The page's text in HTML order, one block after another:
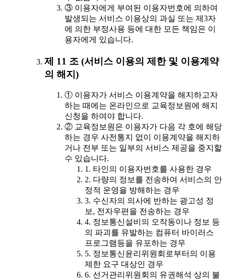
③ 이용자에게 부여된 이용자번호에 의하여
발생되는 서비스 이용상의 과실 또는 제3자
에 의한 부정사용 등에 대한 모든 책임은 이
용자에게 있습니다.
제 11 조 (서비스 이용의 제한 및 이용계약
의 해지)
① 이용자가 서비스 이용계약을 해지하고자
하는 때에는 온라인으로 교육정보원에 해지
신청을 하여야 합니다.
② 교육정보원은 이용자가 다음 각 호에 해당
하는 경우 사전통지 없이 이용계약을 해지하
거나 전부 또는 일부의 서비스 제공을 중지할
수 있습니다.
1. 타인의 이용자번호를 사용한 경우
2. 다량의 정보를 전송하여 서비스의 안
정적 운영을 방해하는 경우
3. 수신자의 의사에 반하는 광고성 정
보, 전자우편을 전송하는 경우
4. 정보통신설비의 오작동이나 정보 등
의 파괴를 유발하는 컴퓨터 바이러스
프로그램등을 유포하는 경우
5. 정보통신윤리위원회로부터의 이용
제한 요구 대상인 경우
6. 선거관리위원회의 유권해석 상의 불